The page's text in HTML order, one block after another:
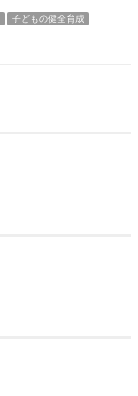
子どもの健全育成